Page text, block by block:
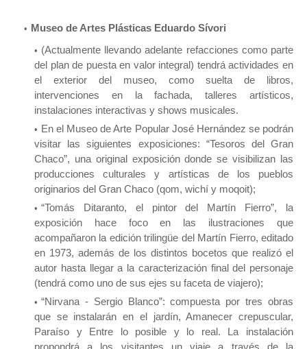
Museo de Artes Plásticas Eduardo Sívori
(Actualmente llevando adelante refacciones como parte
del plan de puesta en valor integral) tendrá actividades en
el exterior del museo, como suelta de libros,
intervenciones en la fachada, talleres artísticos,
instalaciones interactivas y shows musicales.
En el Museo de Arte Popular José Hernández se podrán
visitar las siguientes exposiciones: “Tesoros del Gran
Chaco”, una original exposición donde se visibilizan las
producciones culturales y artísticas de los pueblos
originarios del Gran Chaco (qom, wichí y moqoit);
“Tomás Ditaranto, el pintor del Martín Fierro”, la
exposición hace foco en las ilustraciones que
acompañaron la edición trilingüe del Martín Fierro, editado
en 1973, además de los distintos bocetos que realizó el
autor hasta llegar a la caracterización final del personaje
(tendrá como uno de sus ejes su faceta de viajero);
“Nirvana - Sergio Blanco”: compuesta por tres obras
que se instalarán en el jardín, Amanecer crepuscular,
Paraíso y Entre lo posible y lo real. La instalación
propondrá a los visitantes un viaje a través de la